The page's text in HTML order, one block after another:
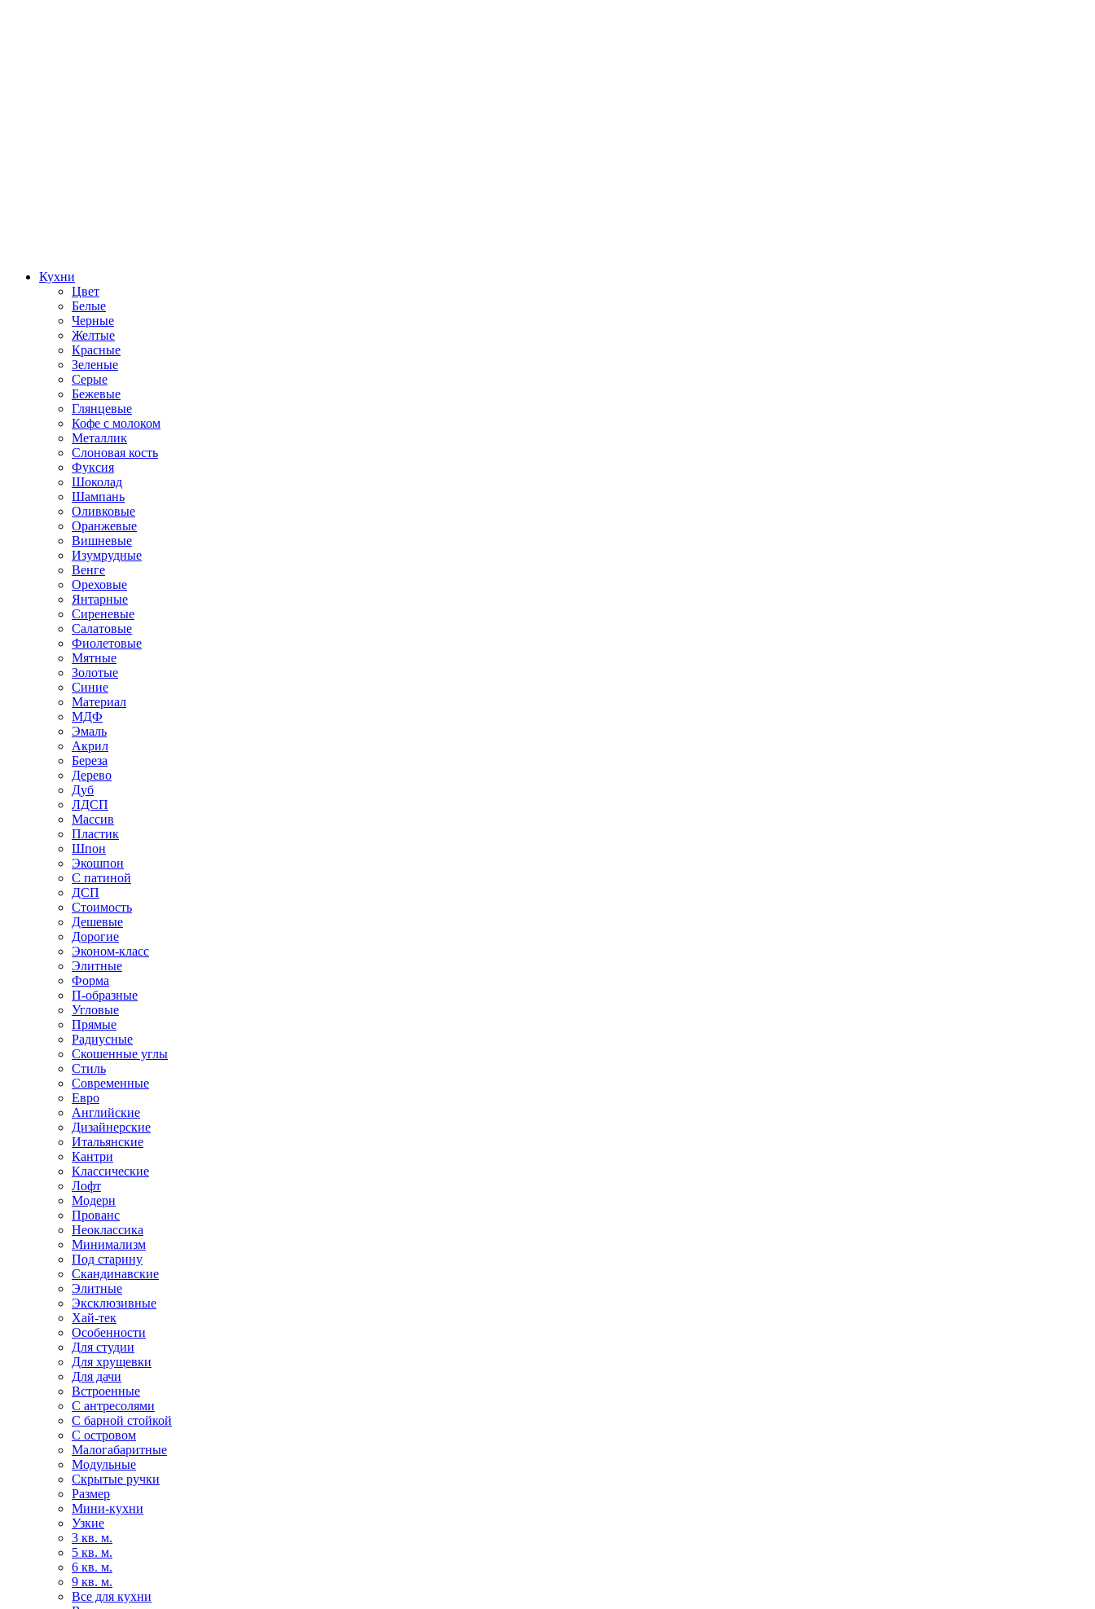
Кухни
Цвет
Белые
Черные
Желтые
Красные
Зеленые
Серые
Бежевые
Глянцевые
Кофе с молоком
Металлик
Слоновая кость
Фуксия
Шоколад
Шампань
Оливковые
Оранжевые
Вишневые
Изумрудные
Венге
Ореховые
Янтарные
Сиреневые
Салатовые
Фиолетовые
Мятные
Золотые
Синие
Материал
МДФ
Эмаль
Акрил
Береза
Дерево
Дуб
ЛДСП
Массив
Пластик
Шпон
Экошпон
С патиной
ДСП
Стоимость
Дешевые
Дорогие
Эконом-класс
Элитные
Форма
П-образные
Угловые
Прямые
Радиусные
Скошенные углы
Стиль
Современные
Евро
Английские
Дизайнерские
Итальянские
Кантри
Классические
Лофт
Модерн
Прованс
Неоклассика
Минимализм
Под старину
Скандинавские
Элитные
Эксклюзивные
Хай-тек
Особенности
Для студии
Для хрущевки
Для дачи
Встроенные
С антресолями
С барной стойкой
С островом
Малогабаритные
Модульные
Скрытые ручки
Размер
Мини-кухни
Узкие
3 кв. м.
5 кв. м.
6 кв. м.
9 кв. м.
Все для кухни